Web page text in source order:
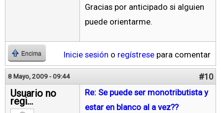
Gracias por anticipado si alguien
puede orientarme.
Encima Inicie sesión o regístrese para comentar
8 Mayo, 2009 - 09:44 #10
Usuario no
regi...
Re: Se puede ser monotributista y
estar en blanco al a vez??